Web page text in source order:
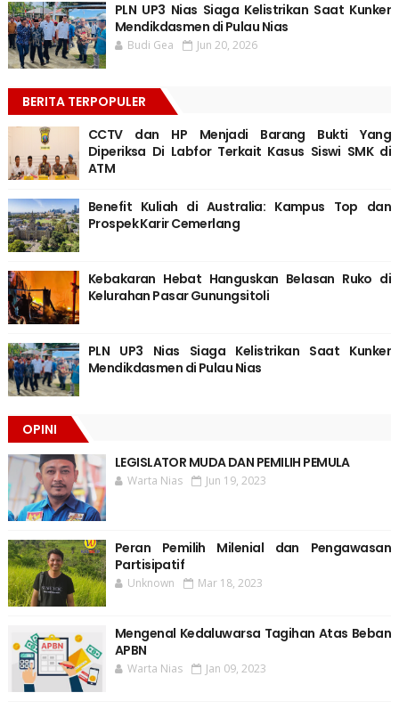
PLN UP3 Nias Siaga Kelistrikan Saat Kunker
Mendikdasmen di Pulau Nias
Budi Gea Jun 20, 2026
BERITA TERPOPULER
CCTV dan HP Menjadi Barang Bukti Yang
Diperiksa Di Labfor Terkait Kasus Siswi SMK di
ATM
Benefit Kuliah di Australia: Kampus Top dan
Prospek Karir Cemerlang
Kebakaran Hebat Hanguskan Belasan Ruko di
Kelurahan Pasar Gunungsitoli
PLN UP3 Nias Siaga Kelistrikan Saat Kunker
Mendikdasmen di Pulau Nias
OPINI
LEGISLATOR MUDA DAN PEMILIH PEMULA
Warta Nias Jun 19, 2023
Peran Pemilih Milenial dan Pengawasan
Partisipatif
Unknown Mar 18, 2023
Mengenal Kedaluwarsa Tagihan Atas Beban
APBN
Warta Nias Jan 09, 2023